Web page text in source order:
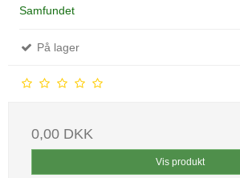
Samfundet
På lager
0,00 DKK
Vis produkt